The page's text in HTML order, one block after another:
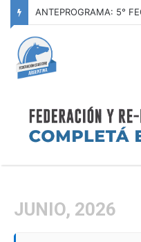
JUNIO, 2026